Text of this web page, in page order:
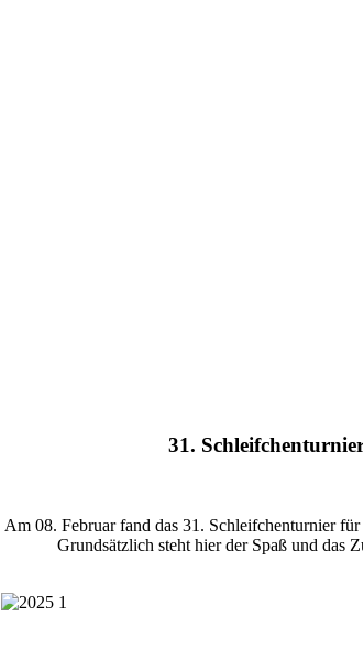
31.
Am 08. Februar fand das 31. Schleifchenturnier
Grundsätzlich steht hier der Spaß und das